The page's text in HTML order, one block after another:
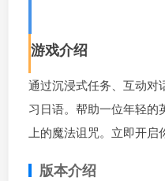
游戏介绍
通过沉浸式任务、互动对
习日语。帮助一位年轻的
上的魔法诅咒。立即开启
版本介绍